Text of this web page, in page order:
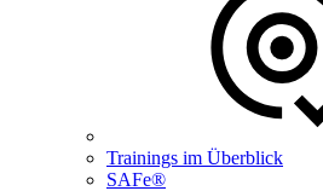
Trainings im Überblick
SAFe®